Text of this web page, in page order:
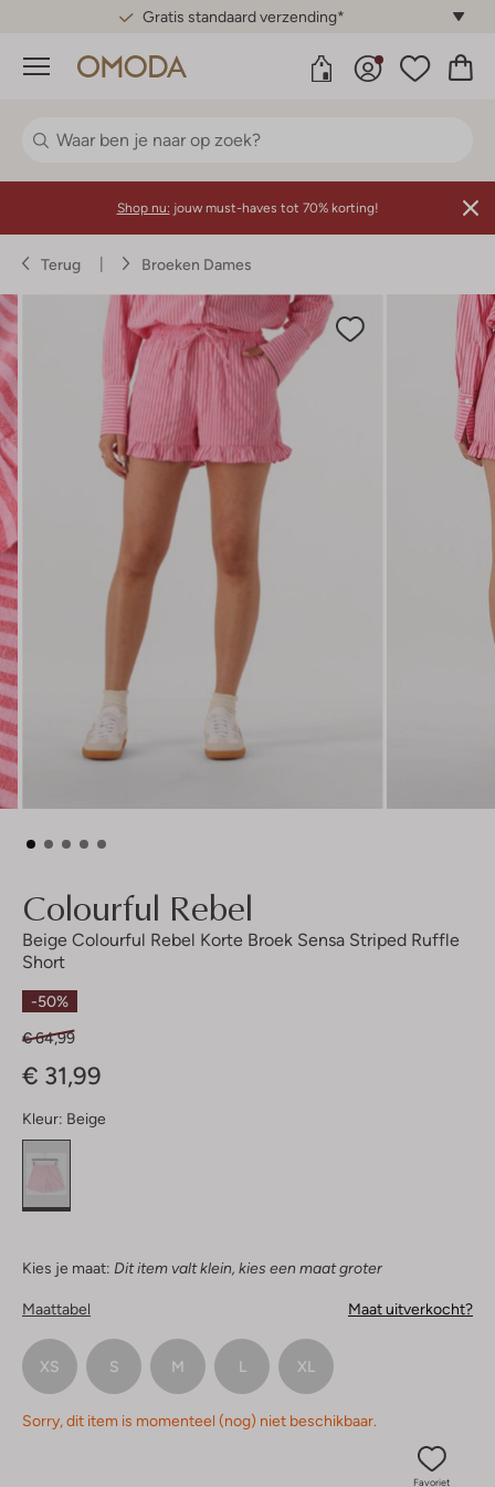
Gratis standaard verzending*
Menu
Shop nu: jouw must-haves tot 70% korting!
Terug Broeken Dames
Colourful Rebel
Beige Colourful Rebel Korte Broek Sensa Striped Ruffle
Short
-50%
€ 64,99
€ 31,99
Kleur: Beige
Kies je maat: Dit item valt klein, kies een maat groter
Maattabel Maat uitverkocht?
XS S M L XL
Sorry, dit item is momenteel (nog) niet beschikbaar.
Favoriet